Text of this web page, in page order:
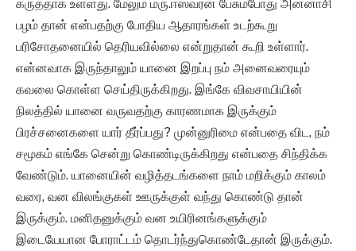
கருத்தாக உள்ளது. மேலும் மரு.ஈஸ்வரன் பேசும்போது அன்னாசி
பழம் தான் என்பதற்கு போதிய ஆதாரங்கள் உடற்கூறு
பரிசோதனையில் தெரியவில்லை என்றுதான் கூறி உள்ளார்.
என்னவாக இருந்தாலும் யானை இறப்பு நம் அனைவரையும்
கவலை கொள்ள செய்திருக்கிறது. இங்கே விவசாயியின்
நிலத்தில் யானை வருவதற்கு காரணமாக இருக்கும்
பிரச்சனைகளை யார் தீர்ப்பது? முன்னுரிமை என்பதை விட, நம்
சமூகம் எங்கே சென்று கொண்டிருக்கிறது என்பதை சிந்திக்க
வேண்டும். யானையின் வழித்தடங்களை நாம் மறிக்கும் காலம்
வரை, வன விலங்குகள் ஊருக்குள் வந்து கொண்டு தான்
இருக்கும். மனிதனுக்கும் வன உயிரினங்களுக்கும்
இடையேயான போராட்டம் தொடர்ந்துகொண்டேதான் இருக்கும்.